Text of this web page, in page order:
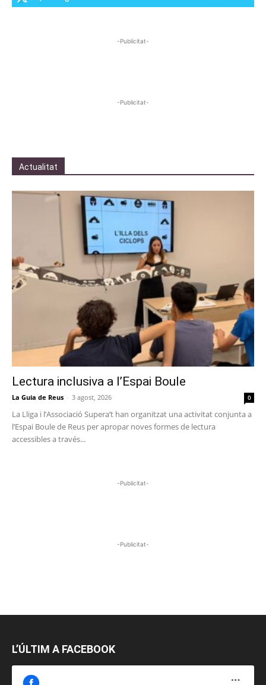
-Publicitat-
-Publicitat-
Actualitat
Lectura inclusiva a l’Espai Boule
La Guia de Reus - 3 agost, 2026 0
La Lliga i l’Associació Supera’t han organitzat una activitat conjunta a
l’Espai Boule de Reus per apropar noves formes de lectura
accessibles a través...
-Publicitat-
-Publicitat-
L’ÚLTIM A FACEBOOK